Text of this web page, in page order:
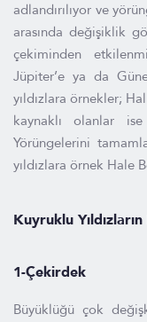
adlandırılıyor ve
arasında değişiklik
çekiminden
Jüpiter’e ya da
yıldızlara örnekler;
kaynaklı olanlar
Yörüngelerini
yıldızlara örnek Hale
Kuyruklu Yıldızların
1-Çekirdek
Büyüklüğü çok